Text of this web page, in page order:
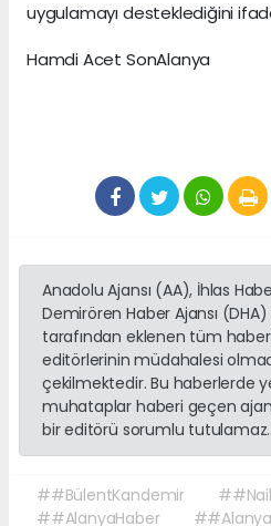
uygulamayı desteklediğini
Hamdi Acet SonAlanya
Anadolu Ajansı (AA), İhlas
Demirören Haber Ajansı
tarafından eklenen tüm
editörlerinin müdahalesi
çekilmektedir. Bu haberlerde
muhataplar haberi geçen
bir editörü sorumlu
##BülentKandemir
##AlanyaHaber